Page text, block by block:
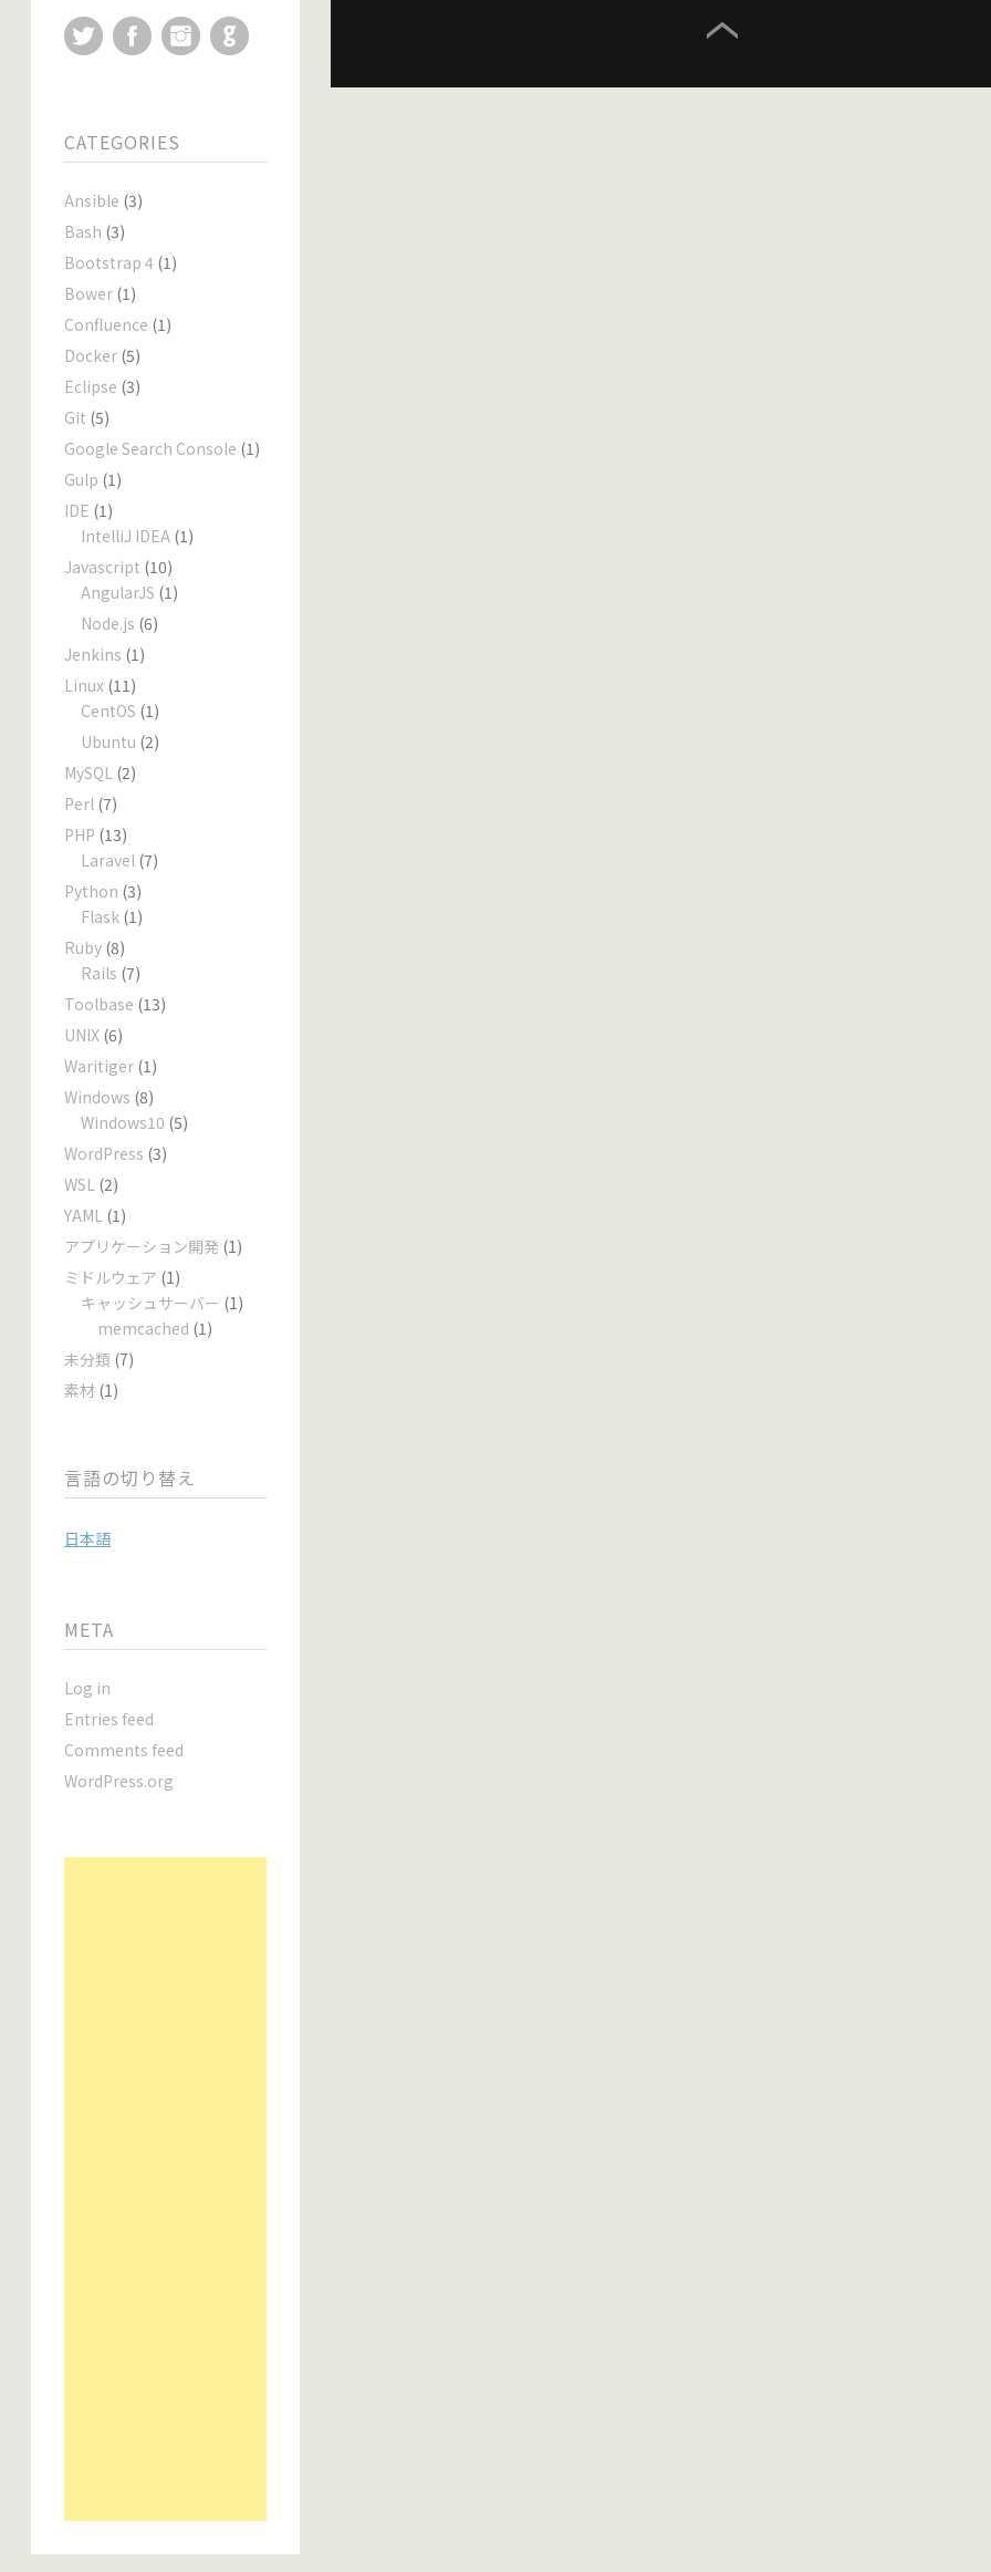
Twitter FacebookInstagram
CATEGORIES
Ansible (3)
Bash (3)
Bootstrap 4 (1)
Bower (1)
Confluence (1)
Docker (5)
Eclipse (3)
Git (5)
Google Search Console (1)
Gulp (1)
IDE (1)
IntelliJ IDEA (1)
Javascript (10)
AngularJS (1)
Node.js (6)
Jenkins (1)
Linux (11)
CentOS (1)
Ubuntu (2)
MySQL (2)
Perl (7)
PHP (13)
Laravel (7)
Python (3)
Flask (1)
Ruby (8)
Rails (7)
Toolbase (13)
UNIX (6)
Waritiger (1)
Windows (8)
Windows10 (5)
WordPress (3)
WSL (2)
YAML (1)
アプリケーション開発 (1)
ミドルウェア (1)
キャッシュサーバー (1)
memcached (1)
未分類 (7)
素材 (1)
言語の切り替え
日本語
META
Log in
Entries feed
Comments feed
WordPress.org